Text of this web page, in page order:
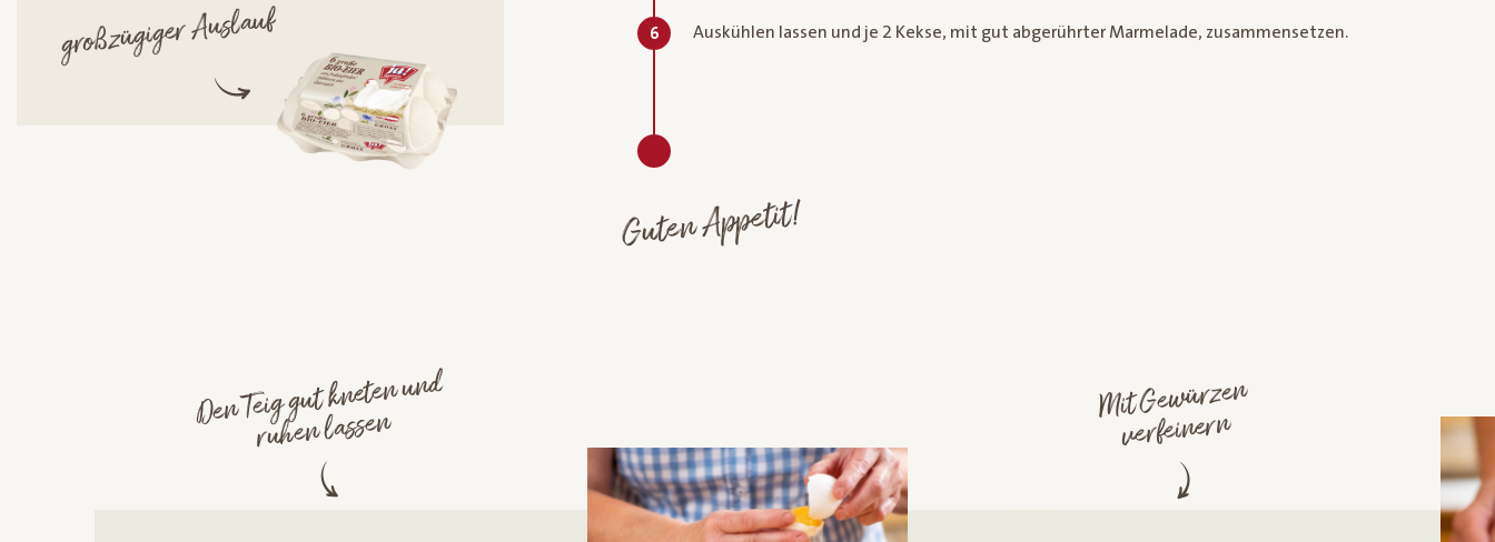
großzügiger Auslauf 6 Auskühlen lassen und je 2 Kekse, mit gut abgerührter Marmelade, zusammensetzen.
Guten Appetit!
Den Teig gut kneten und
ruhen lassen
Mit Gewürzen
verfeinern